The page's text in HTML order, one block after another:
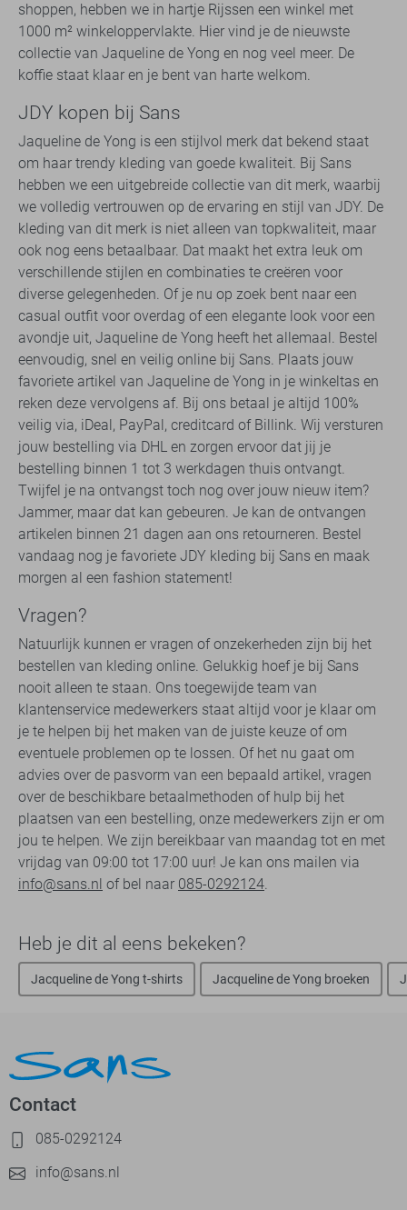
shoppen, hebben we in hartje Rijssen een winkel met
1000 m² winkeloppervlakte. Hier vind je de nieuwste
collectie van Jaqueline de Yong en nog veel meer. De
koffie staat klaar en je bent van harte welkom.
JDY kopen bij Sans
Jaqueline de Yong is een stijlvol merk dat bekend staat
om haar trendy kleding van goede kwaliteit. Bij Sans
hebben we een uitgebreide collectie van dit merk, waarbij
we volledig vertrouwen op de ervaring en stijl van JDY. De
kleding van dit merk is niet alleen van topkwaliteit, maar
ook nog eens betaalbaar. Dat maakt het extra leuk om
verschillende stijlen en combinaties te creëren voor
diverse gelegenheden. Of je nu op zoek bent naar een
casual outfit voor overdag of een elegante look voor een
avondje uit, Jaqueline de Yong heeft het allemaal. Bestel
eenvoudig, snel en veilig online bij Sans. Plaats jouw
favoriete artikel van Jaqueline de Yong in je winkeltas en
reken deze vervolgens af. Bij ons betaal je altijd 100%
veilig via, iDeal, PayPal, creditcard of Billink. Wij versturen
jouw bestelling via DHL en zorgen ervoor dat jij je
bestelling binnen 1 tot 3 werkdagen thuis ontvangt.
Twijfel je na ontvangst toch nog over jouw nieuw item?
Jammer, maar dat kan gebeuren. Je kan de ontvangen
artikelen binnen 21 dagen aan ons retourneren. Bestel
vandaag nog je favoriete JDY kleding bij Sans en maak
morgen al een fashion statement!
Vragen?
Natuurlijk kunnen er vragen of onzekerheden zijn bij het
bestellen van kleding online. Gelukkig hoef je bij Sans
nooit alleen te staan. Ons toegewijde team van
klantenservice medewerkers staat altijd voor je klaar om
je te helpen bij het maken van de juiste keuze of om
eventuele problemen op te lossen. Of het nu gaat om
advies over de pasvorm van een bepaald artikel, vragen
over de beschikbare betaalmethoden of hulp bij het
plaatsen van een bestelling, onze medewerkers zijn er om
jou te helpen. We zijn bereikbaar van maandag tot en met
vrijdag van 09:00 tot 17:00 uur! Je kan ons mailen via
info@sans.nl of bel naar 085-0292124.
Heb je dit al eens bekeken?
Jacqueline de Yong t-shirts Jacqueline de Yong broeken
Contact
085-0292124
info@sans.nl